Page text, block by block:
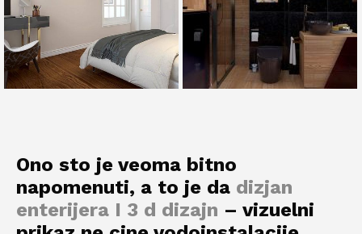
Ono sto je veoma bitno
napomenuti, a to je da dizjan
enterijera I 3 d dizajn – vizuelni